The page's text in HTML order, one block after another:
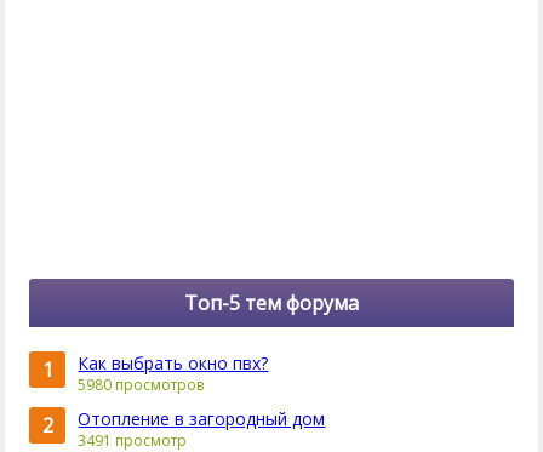
Топ-5 тем форума
1 Как выбрать окно пвх?
5980 просмотров
2 Отопление в загородный дом
3491 просмотр